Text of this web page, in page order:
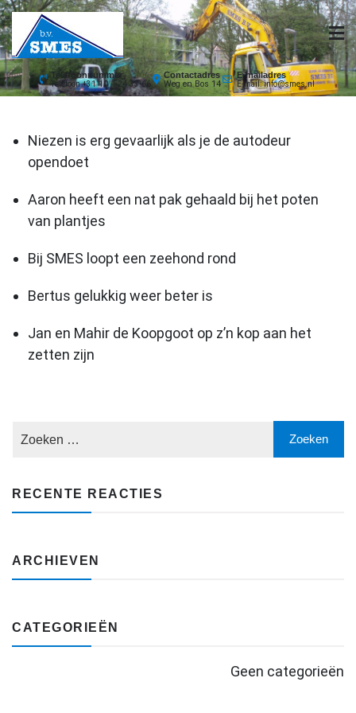
Ga
naar
de
inhoud
Telefoonnummer
Telefoon +31 10 -524 33 66
Contactadres
Weg en Bos 14
E-mailadres
E-mail: info@smes.nl
Niezen is erg gevaarlijk als je de autodeur
opendoet
Aaron heeft een nat pak gehaald bij het poten
van plantjes
Bij SMES loopt een zeehond rond
Bertus gelukkig weer beter is
Jan en Mahir de Koopgoot op z’n kop aan het
zetten zijn
RECENTE REACTIES
ARCHIEVEN
CATEGORIEËN
Geen categorieën